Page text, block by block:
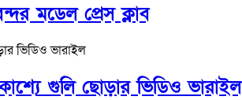
মডেল প্রেস ক্লাব
গুলি ছোড়ার ভিডিও ভারাইল